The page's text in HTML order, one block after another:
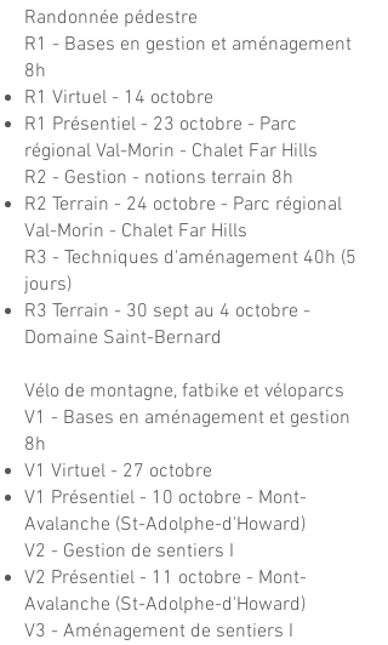
Randonnée pédestre​
R1 - Bases en gestion et aménagement
8h
R1 Virtuel - 14 octobre
R1 Présentiel - 23 octobre - Parc
régional Val-Morin - Chalet Far Hills
R2 - Gestion - notions terrain 8h
R2 Terrain - 24 octobre - Parc régional
Val-Morin - Chalet Far Hills
R3 - Techniques d'aménagement 40h (5
jours)
R3 Terrain - 30 sept au 4 octobre -
Domaine Saint-Bernard​
Vélo de montagne, fatbike et véloparcs
V1 - Bases en aménagement et gestion
8h
V1 Virtuel - 27 octobre
V1 Présentiel - 10 octobre - Mont-
Avalanche (St-Adolphe-d'Howard)
V2 - Gestion de sentiers I
V2 Présentiel - 11 octobre - Mont-
Avalanche (St-Adolphe-d'Howard)
V3 - Aménagement de sentiers I